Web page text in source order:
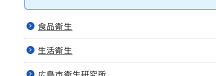
食品衛生
生活衛生
広島市衛生研究所